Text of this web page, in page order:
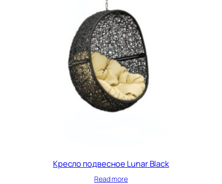
Кресло подвесное Lunar Black
Read more